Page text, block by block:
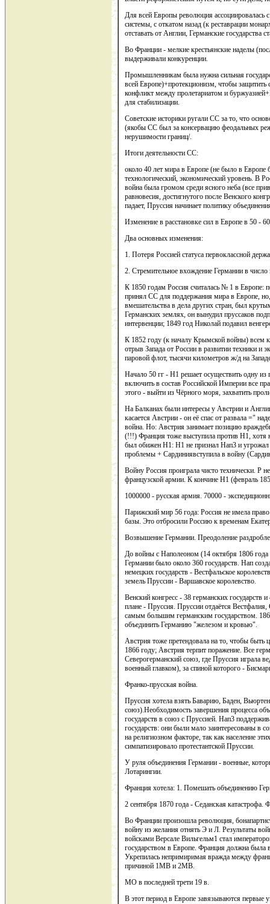
Для всей Европы революция ассоциировалась
системы, с откатом назад (к реставрации
отставать от Англии, Германские государства
Во Франции - мелкие крестьянские наделы
выдерживали конкуренции.
Промышленникам была нужна сильная
всей Европе)+протекционизм, чтобы
конфликт между пролетариатом и
для стабилизации.
Советские историки ругали СС за то, что
(якобы СС был за консервацию феодальных
нерушимости границ/.
Итоги деятельности СС:
около 40 лет мира в Европе (не было в
технологический, экономический уровень. В
война была громом среди ясного неба (все
равновесия, достигнутого после Венского
падает, Пруссия начинает политику
Изменение в расстановке сил в Европе в 50 -
Два основных изменения:
1. Потеря Россией статуса первоклассной
2. Стремительное вхождение Германии в
К 1850 годам Россия считалась № 1 в Европе:
принял СС для поддержания мира в Европе,
вмешательства в дела других стран, был
Германских землях, он вынудил пруссаков
интервенции; 1849 год Николай подавил
К 1852 году (к началу Крымской войны) всем
отрыв Запада от России в развитии техники и
паровой флот, тысячи километров ж/д на
Начало 50 гг - Н1 решает осуществить одну из
включить в состав Российской Империи все
этого - выйти из Чёрного моря, захватить
На Балканах были интересы у Австрии и
касается Австрии - он её спас от развала ="
война. Но: Австрия занимает позицию
(!!!) Франция тоже выступила против Н1, хотя
был обижен Н1: Н1 не признал Нап3 и угрожал
проблемы + Сардиниявступила в войну
Войну Россия проиграла чисто технически. Р
французской армии. К кончине Н1 (февраль
1000000 - русская армия. 70000 -
Парижский мир 56 года: Россия не имела
базы. Это отбросили Россию к временам
Возвышение Германии. Преодоление
До войны с Наполеоном (14 октября 1806
Германии было около 360 государств. Нап
немецких государств - Вестфальское
земель Пруссии - Варшавское королевство.
Венский конгресс - 38 германских
плане - Пруссия. Пруссии отдаётся
самым большим германским государством.
объединить Германию "железом и кровью".
Австрия тоже претендовала на то, чтобы быть
1866 году; Австрия терпит поражение. Все
Северогерманский союз, где Пруссия играла
военный главком), за спиной которого -
Франко-прусская война.
Пруссия хотела взять Баварию, Баден,
союз).Необходимость завершения процесса
государств в союз с Пруссией. Нап3
государств: они были мало заинтересованы в
на религиозном факторе, так как население
симпатизировало протестантской Пруссии.
У руля объединения Германии - военные,
Лотарингии.
Франция хотела: 1. Помешать объединению
2 сентября 1870 года - Седанская катастрофа.
Во Франции произошла революция,
войну из желания отнять Э и Л. Результаты
войсками Версале Вильгельм1 стал
государством в Европе. Франция должна была
Укрепилась непримиримая вражда между
причиной 1МВ и 2МВ.
МО в последней трети 19 в.
В этот период в Европе завязываются